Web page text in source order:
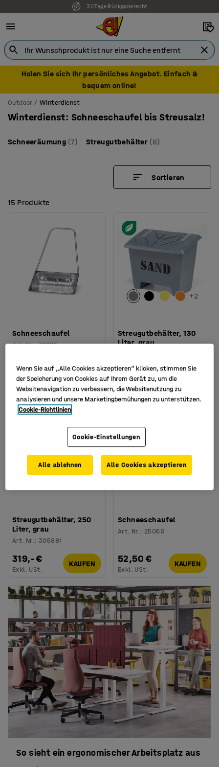
7 Jahre Garantie
Holen Sie sich Ihr persönliches Angebot. Einfach &
bequem online!
Outdoor Winterdienst
Winterdienst: Schneeschaufel bis Streusalz!
Schneeräumung (7) Streugutbehälter (8)
Sortieren
15 Produkte
Schneeschaufel
Art. Nr.:30165
79,- €
Exkl. USt.
KAUFEN
+2
Streugutbehälter, 130
Liter, grau
279,- €
Exkl. USt.
KAUFEN
Streugutbehälter, 250
Liter, grau
Art. Nr.:305881
319,- €
Exkl. USt.
KAUFEN
Schneeschaufel
Art. Nr.: 25066
52,50 €
Exkl. USt.
KAUFEN
So sieht ein ergonomischer Arbeitsplatz aus
Wenn Sie auf „Alle Cookies akzeptieren“ klicken, stimmen Sie
der Speicherung von Cookies auf Ihrem Gerät zu, um die
Websitenavigation zu verbessern, die Websitenutzung zu
analysieren und unsere Marketingbemühungen zu unterstützen.
Cookie-Richtlinien
Cookie-Einstellungen
Alle ablehnen Alle Cookies akzeptieren